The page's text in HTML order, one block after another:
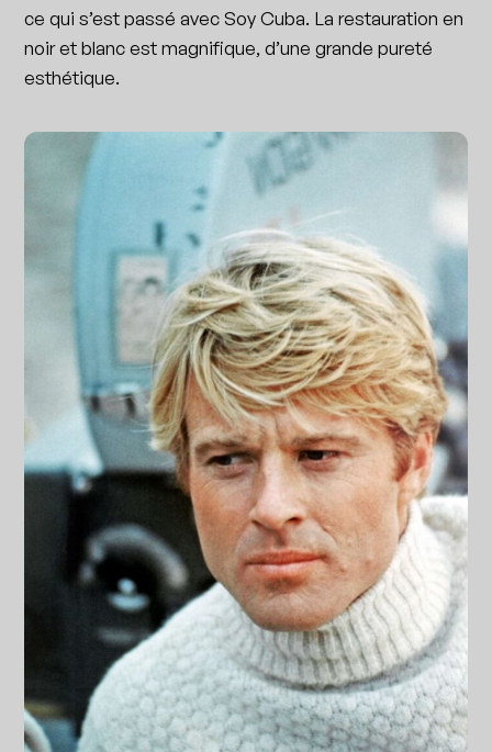
ce qui s’est passé avec Soy Cuba. La restauration en
noir et blanc est magnifique, d’une grande pureté
esthétique.